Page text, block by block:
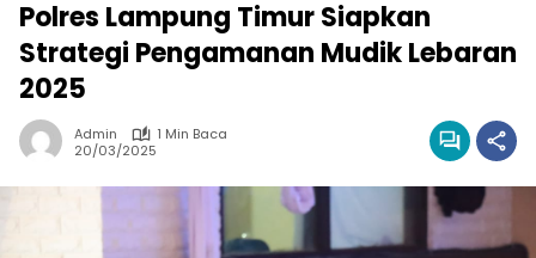
Polres Lampung Timur Siapkan
Strategi Pengamanan Mudik Lebaran
2025
Admin
1 Min Baca
20/03/2025